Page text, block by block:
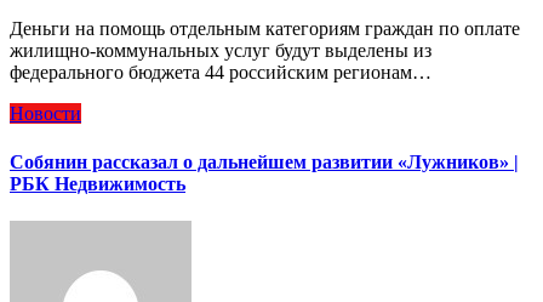
Деньги на помощь отдельным категориям граждан по оплате
жилищно-коммунальных услуг будут выделены из
федерального бюджета 44 российским регионам…
Новости
Собянин рассказал о дальнейшем развитии «Лужников» |
РБК Недвижимость